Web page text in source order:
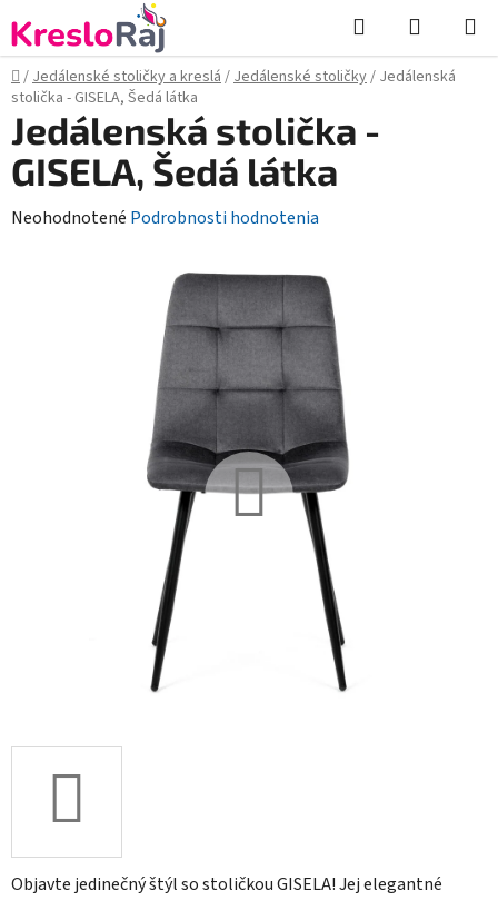
na
obsah
Hľadať
KOŠÍK
Domov
/Jedálenské stoličky a kreslá/Jedálenské stoličky/ Jedálenská
stolička - GISELA, Šedá látka
Objavte jedinečný štýl so stoličkou GISELA! Jej elegantné
Jedálenská stolička -
GISELA, Šedá látka
Priemerné
Neohodnotené Podrobnosti hodnotenia